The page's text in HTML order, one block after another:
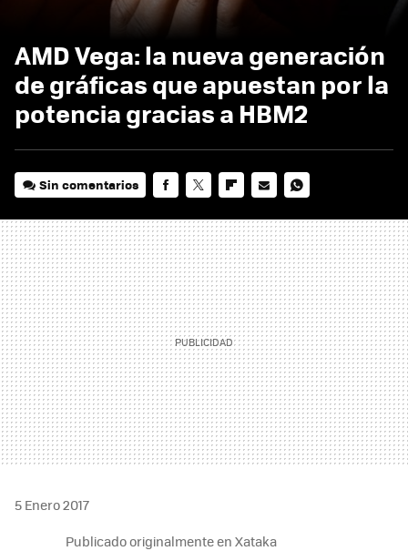
AMD Vega: la nueva generación
de gráficas que apuestan por la
potencia gracias a HBM2
Sin comentarios
MAIL
5 Enero 2017
Publicado originalmente en Xataka